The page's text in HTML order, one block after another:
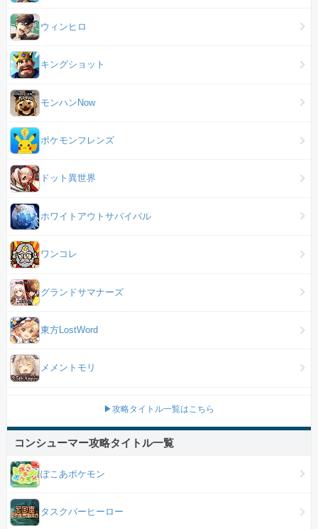
ウィンヒロ
キングショット
モンハンNow
ポケモンフレンズ
ドット異世界
ホワイトアウトサバイバル
ワンコレ
グランドサマナーズ
東方LostWord
メメントモリ
▶攻略タイトル一覧はこちら
コンシューマー攻略タイトル一覧
ぽこあポケモン
タスクバーヒーロー